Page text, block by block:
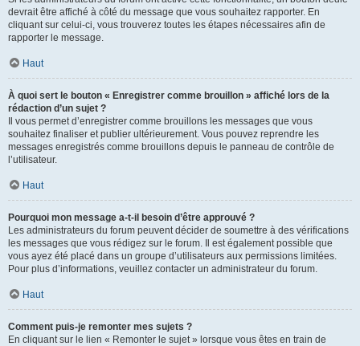
devrait être affiché à côté du message que vous souhaitez rapporter. En
cliquant sur celui-ci, vous trouverez toutes les étapes nécessaires afin de
rapporter le message.
Haut
À quoi sert le bouton « Enregistrer comme brouillon » affiché lors de la
rédaction d’un sujet ?
Il vous permet d’enregistrer comme brouillons les messages que vous
souhaitez finaliser et publier ultérieurement. Vous pouvez reprendre les
messages enregistrés comme brouillons depuis le panneau de contrôle de
l’utilisateur.
Haut
Pourquoi mon message a-t-il besoin d’être approuvé ?
Les administrateurs du forum peuvent décider de soumettre à des vérifications
les messages que vous rédigez sur le forum. Il est également possible que
vous ayez été placé dans un groupe d’utilisateurs aux permissions limitées.
Pour plus d’informations, veuillez contacter un administrateur du forum.
Haut
Comment puis-je remonter mes sujets ?
En cliquant sur le lien « Remonter le sujet » lorsque vous êtes en train de